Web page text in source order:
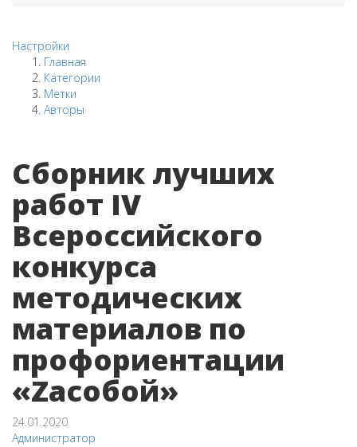
Настройки
Главная
Категории
Метки
Авторы
Сборник лучших
работ IV
Всероссийского
конкурса
методических
материалов по
профориентации
«Zасобой»
24.01.2020
Администратор